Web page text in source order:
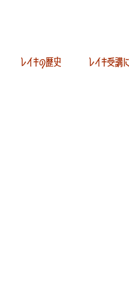
レイキの歴史 レイキ受講